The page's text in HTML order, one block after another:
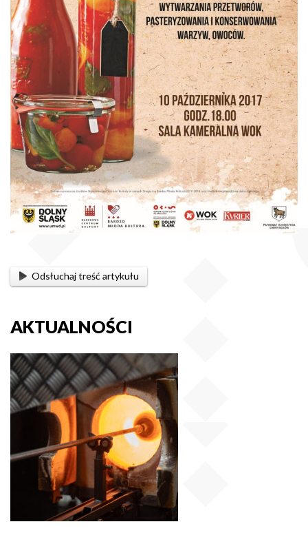
Odsłuchaj treść artykułu
AKTUALNOŚCI